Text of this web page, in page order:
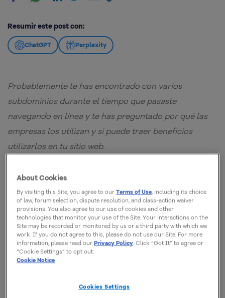
Resumir este post con:
ChatGPT Perplexity
Probablemente te has encontrado con varios
subdominios durante el tiempo que pasaste
navegando en línea y te has preguntado por qué las
empresas los utilizan y si puede traer beneficios
utilizarlos en tu sitio web.
Probablemente te has encontrado con varios
subdominios durante el tiempo que pasaste
navegando en línea y te has preguntado por qué las
empresas los utilizan y si puede traer beneficios
utilizarlos en tu sitio web.
Un subdominio es un dominio de tercer nivel que
About Cookies
By visiting this Site, you agree to ourTerms of Use, including its choice
of law, forum selection, dispute resolution, and class-action waiver
provisions. You also agree to our use of cookies and other
technologies that monitor your use of the Site. Your interactions on the
Site may be recorded or monitored by us or a third party with which we
work. If you do not agree to this, please do not use our Site. For more
information, please read ourPrivacy Policy. Click “Got It” to agree or
“Cookie Settings” to opt out.
Cookie Notice
Cookies Settings